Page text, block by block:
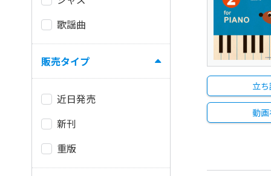
立
動
歌謡曲
販売タイプ
近日発売
新刊
重版